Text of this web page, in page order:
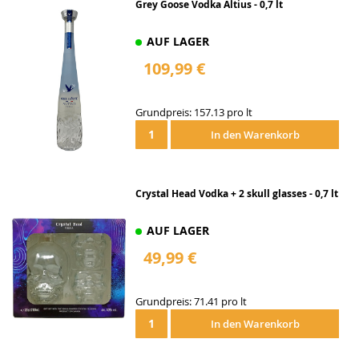
Grey Goose Vodka Altius - 0,7 lt
AUF LAGER
109,99 €
Grundpreis: 157.13 pro lt
In den Warenkorb
Crystal Head Vodka + 2 skull glasses - 0,7 lt
AUF LAGER
49,99 €
Grundpreis: 71.41 pro lt
In den Warenkorb